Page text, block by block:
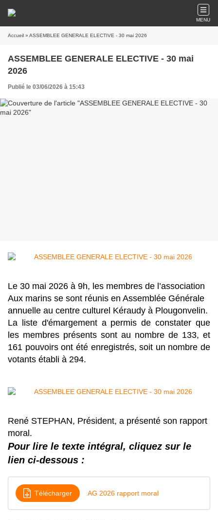
MENU
Accueil » ASSEMBLEE GENERALE ELECTIVE - 30 mai 2026
ASSEMBLEE GENERALE ELECTIVE - 30 mai
2026
Publié le 03/06/2026 à 15:43
Le 30 mai 2026 à 9h, les membres de l’association
Aux marins se sont réunis en Assemblée Générale
annuelle au centre culturel Kéraudy à Plougonvelin.
La liste d'émargement a permis de constater que
les membres présents sont au nombre de 133, et
161 pouvoirs ont été enregistrés, soit un nombre de
votants établi à 294.
René STEPHAN, Président, a présenté son rapport
moral.
Pour lire le texte intégral, cliquez sur le
lien ci-dessous :
Télécharger AG 2026 rapport moral